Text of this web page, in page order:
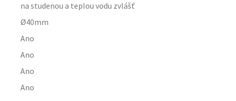
na studenou a teplou vodu zvlášť
Ø40mm
Ano
Ano
Ano
Ano